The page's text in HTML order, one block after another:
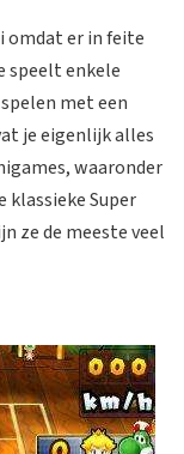
omdat er in feite
speelt enkele
met een
je eigenlijk alles
waaronder
klassieke Super
ze de meeste veel